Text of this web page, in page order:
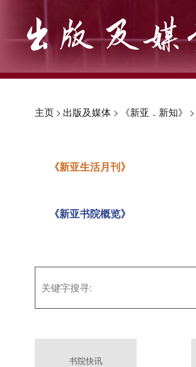
主页> 出版及媒体 > 《新亚．新知》 >
《新亚生活月刊》
《新亚书院概览》
书院快讯